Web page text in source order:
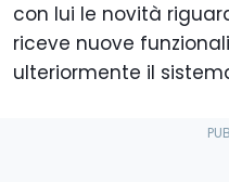
con lui le novità
riceve nuove
ulteriormente il